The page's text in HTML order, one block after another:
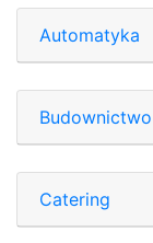
Automatyka
Budownictwo
Catering